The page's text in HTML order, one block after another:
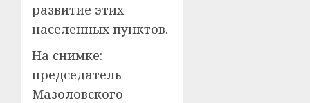
развитие этих
населенных пунктов.
На снимке:
председатель
Мазоловского